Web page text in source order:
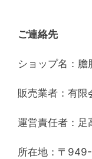
ご連絡先
ショップ名：膽
販売業者：有限
運営責任者：足
所在地：〒